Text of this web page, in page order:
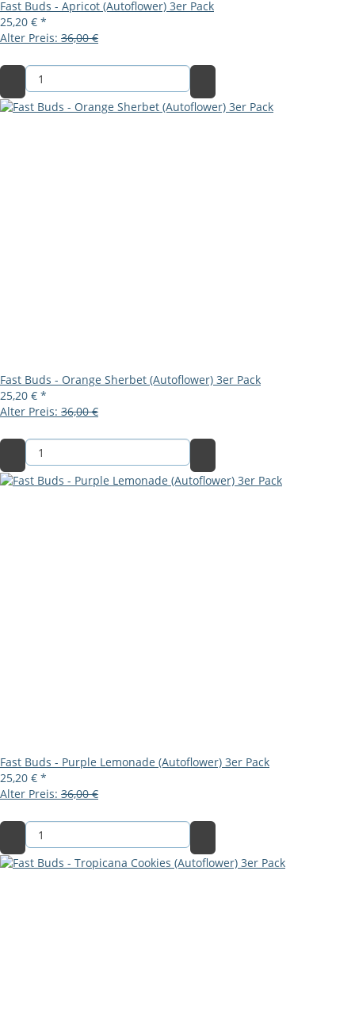
Fast Buds - Apricot (Autoflower) 3er Pack
25,20 € *
Alter Preis: 36,00 €
Fast Buds - Orange Sherbet (Autoflower) 3er Pack
25,20 € *
Alter Preis: 36,00 €
Fast Buds - Purple Lemonade (Autoflower) 3er Pack
25,20 € *
Alter Preis: 36,00 €